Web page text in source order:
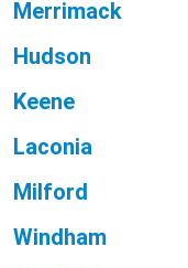
Merrimack
Hudson
Keene
Laconia
Milford
Windham